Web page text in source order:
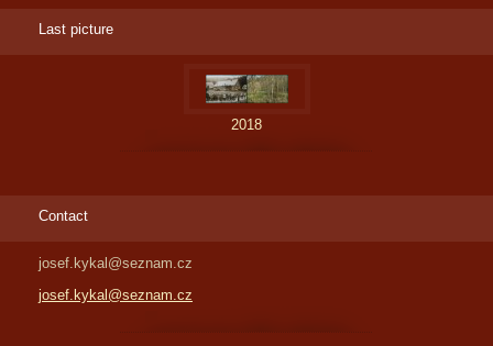
Last picture
2018
Contact
josef.kykal@seznam.cz
josef.kykal@seznam.cz